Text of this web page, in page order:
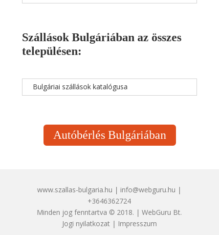
Szállások Bulgáriában az összes
településen:
Bulgáriai szállások katalógusa
Autóbérlés Bulgáriában
www.szallas-bulgaria.hu | info@webguru.hu |
+3646362724
Minden jog fenntartva © 2018. | WebGuru Bt.
Jogi nyilatkozat| Impresszum